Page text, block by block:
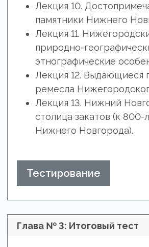
Лекция 10.
памятники Нижнего
Лекция 11.
природно-
этнографические
Лекция 12. Выдающиеся
ремесла
Лекция 13. Нижний
столица закатов (к 800-
Нижнего Новгорода).
Тестирование
Глава № 3: Итоговый тест